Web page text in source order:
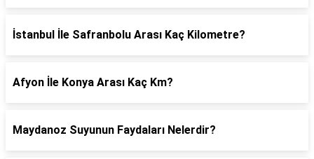
İstanbul İle Safranbolu Arası Kaç Kilometre?
Afyon İle Konya Arası Kaç Km?
Maydanoz Suyunun Faydaları Nelerdir?